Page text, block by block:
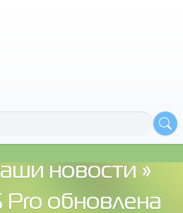
новости »
Pro обновлена